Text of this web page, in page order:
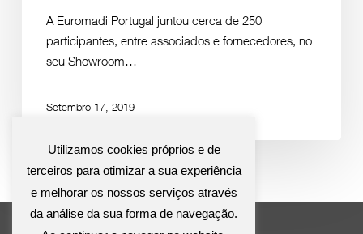
A Euromadi Portugal juntou cerca de 250
participantes, entre associados e fornecedores, no
seu Showroom…
Setembro 17, 2019
Utilizamos cookies próprios e de
terceiros para otimizar a sua experiência
e melhorar os nossos serviços através
da análise da sua forma de navegação.